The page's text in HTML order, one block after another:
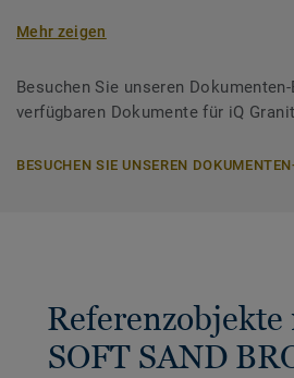
Mehr zeigen
Besuchen Sie unseren
verfügbaren Dokumente für iQ
BESUCHEN SIE UNSEREN
SOFT SAND